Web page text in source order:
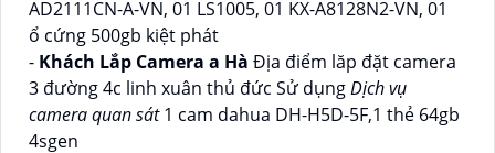
AD2111CN-A-VN, 01 LS1005, 01 KX-A8128N2-VN, 01
ổ cứng 500gb kiệt phát
- Khách Lắp Camera a Hà Địa điểm lăp đặt camera
3 đường 4c linh xuân thủ đức Sử dụngDịch vụ
camera quan sát1 cam dahua DH-H5D-5F,1 thẻ 64gb
4sgen